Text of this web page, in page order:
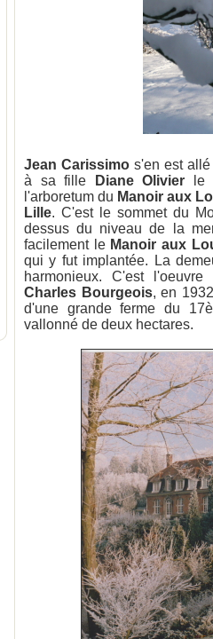
Jean Carissimos'en est allé
à sa fille
Diane Olivier le
l'arboretum du Manoir aux
Lille. C'est le sommet du
dessus du niveau de la
facilement le Manoir aux
qui y fut implantée. La
harmonieux. C'est
Charles Bourgeois, en
d'une grande ferme du
vallonné de deux hectares.